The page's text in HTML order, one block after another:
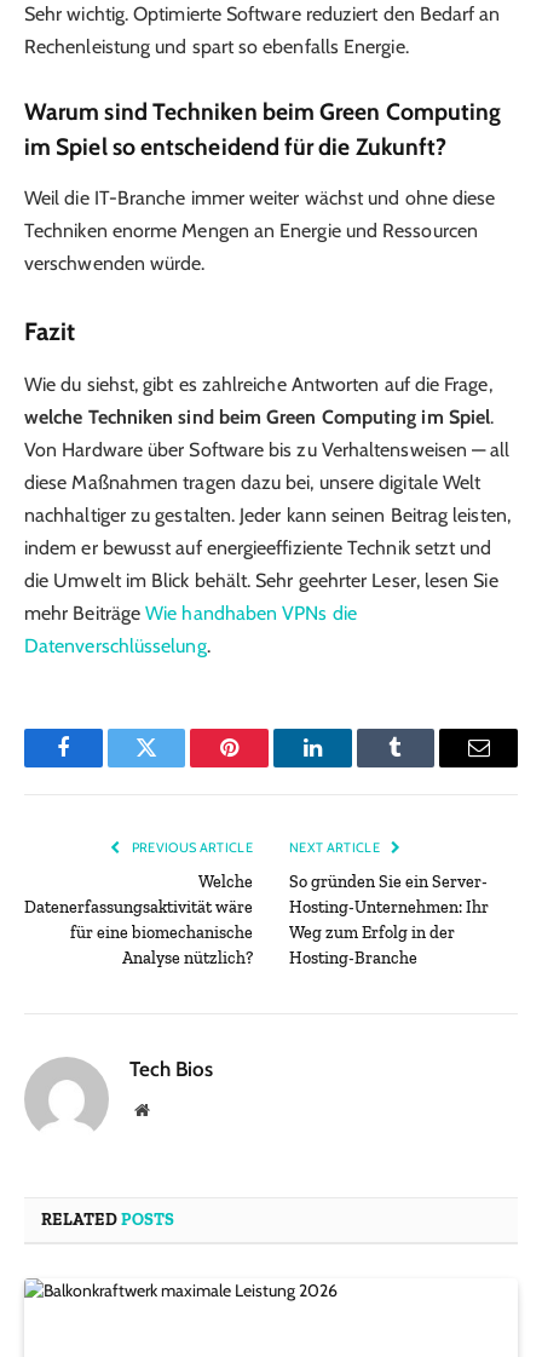
Sehr wichtig. Optimierte Software reduziert den Bedarf an
Rechenleistung und spart so ebenfalls Energie.
Warum sind Techniken beim Green Computing
im Spiel so entscheidend für die Zukunft?
Weil die IT-Branche immer weiter wächst und ohne diese
Techniken enorme Mengen an Energie und Ressourcen
verschwenden würde.
Fazit
Wie du siehst, gibt es zahlreiche Antworten auf die Frage,
welche Techniken sind beim Green Computing im Spiel.
Von Hardware über Software bis zu Verhaltensweisen — all
diese Maßnahmen tragen dazu bei, unsere digitale Welt
nachhaltiger zu gestalten. Jeder kann seinen Beitrag leisten,
indem er bewusst auf energieeffiziente Technik setzt und
die Umwelt im Blick behält. Sehr geehrter Leser, lesen Sie
mehr BeiträgeWie handhaben VPNs die
Datenverschlüsselung.
FacebookTwitter Pinterest LinkedInTumblr Email
PREVIOUS ARTICLE
Welche
Datenerfassungsaktivität wäre
für eine biomechanische
Analyse nützlich?
NEXT ARTICLE
So gründen Sie ein Server-
Hosting-Unternehmen: Ihr
Weg zum Erfolg in der
Hosting-Branche
Tech Bios
Website
RELATEDPOSTS